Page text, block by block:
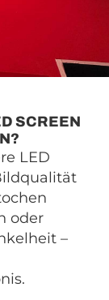
SCREEN
LED
oder
–